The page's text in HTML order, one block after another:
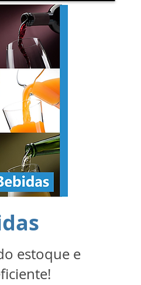
estoque e